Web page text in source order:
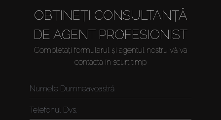
OBȚINEȚI CONSULTANȚĂ
DE AGENT PROFESIONIST
Completați formularul și agentul nostru vă va
contacta în scurt timp